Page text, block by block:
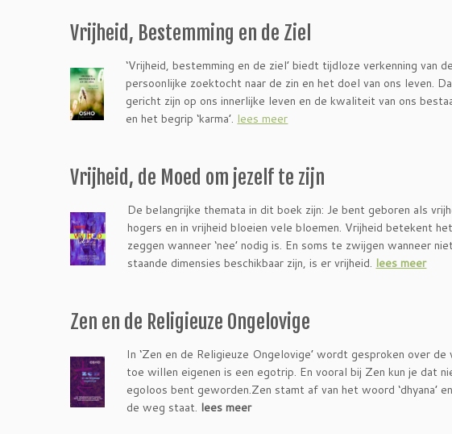
Vrijheid, Bestemming en de Ziel
‘Vrijheid, bestemming en de ziel’ biedt tijdloze verkenning
persoonlijke zoektocht naar de zin en het doel van ons leven.
gericht zijn op ons innerlijke leven en de kwaliteit van ons
en het begrip ‘karma’. lees meer
Vrijheid, de Moed om jezelf te zijn
De belangrijke themata in dit boek zijn: Je bent geboren als
hogers en in vrijheid bloeien vele bloemen. Vrijheid betekent het
zeggen wanneer ‘nee’ nodig is. En soms te zwijgen wanneer
staande dimensies beschikbaar zijn, is er vrijheid. lees meer
Zen en de Religieuze Ongelovige
In ‘Zen en de Religieuze Ongelovige’ wordt gesproken over
toe willen eigenen is een egotrip. En vooral bij Zen kun je dat
egoloos bent geworden.Zen stamt af van het woord ‘dhyana’
de weg staat. lees meer